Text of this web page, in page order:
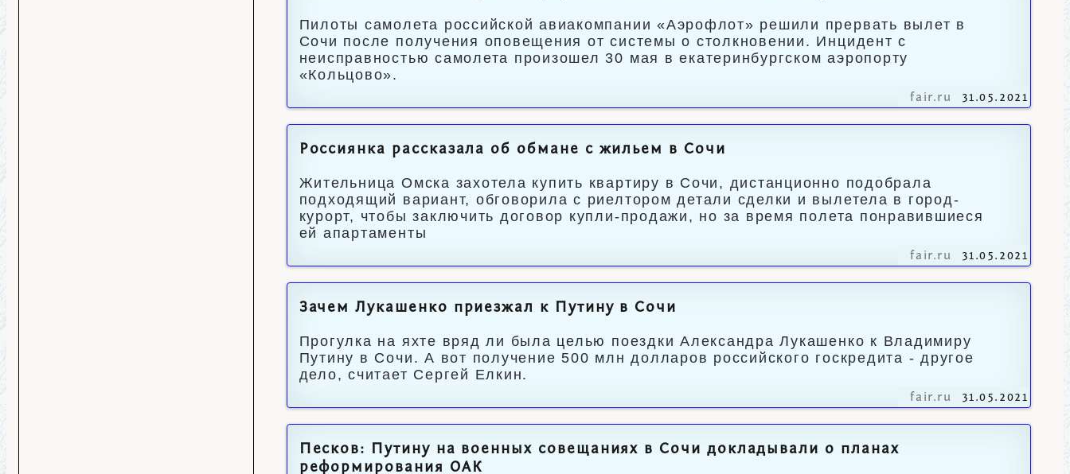
Пилоты самолета российской авиакомпании «Аэрофлот» решили прервать вылет в
Сочи после получения оповещения от системы о столкновении. Инцидент с
неисправностью самолета произошел 30 мая в екатеринбургском аэропорту
«Кольцово».
fair.ru 31.05.2021
Россиянка рассказала об обмане с жильем в Сочи
Жительница Омска захотела купить квартиру в Сочи, дистанционно подобрала
подходящий вариант, обговорила с риелтором детали сделки и вылетела в город-
курорт, чтобы заключить договор купли-продажи, но за время полета понравившиеся
ей апартаменты
fair.ru 31.05.2021
Зачем Лукашенко приезжал к Путину в Сочи
Прогулка на яхте вряд ли была целью поездки Александра Лукашенко к Владимиру
Путину в Сочи. А вот получение 500 млн долларов российского госкредита - другое
дело, считает Сергей Елкин.
fair.ru 31.05.2021
Песков: Путину на военных совещаниях в Сочи докладывали о планах
реформирования ОАК